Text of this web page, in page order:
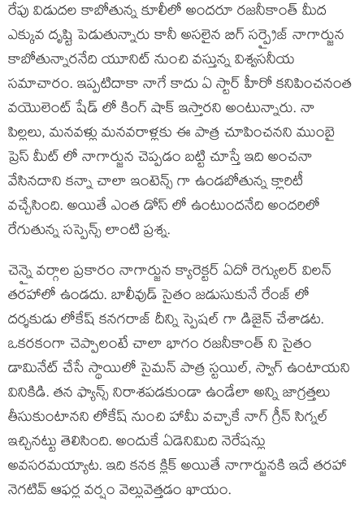
రేపు విడుదల కాబోతున్న కూలీలో అందరూ రజనీకాంత్ మీద
ఎక్కువ దృష్టి పెడుతున్నారు కానీ అసలైన బిగ్ సర్ప్రైజ్ నాగార్జున
కాబోతున్నారనేది యూనిట్ నుంచి వస్తున్న విశ్వసనీయ
సమాచారం. ఇప్పటిదాకా నాగే కాదు ఏ స్టార్ హీరో కనిపించనంత
వయొలెంట్ షేడ్ లో కింగ్ షాక్ ఇస్తారని అంటున్నారు. నా
పిల్లలు, మనవళ్లు మనవరాళ్లకు ఈ పాత్ర చూపించనని ముంబై
ప్రెస్ మీట్ లో నాగార్జున చెప్పడం బట్టి చూస్తే ఇది అంచనా
వేసినదాని కన్నా చాలా ఇంటెన్స్ గా ఉండబోతున్న క్లారిటీ
వచ్చేసింది. అయితే ఎంత డోస్ లో ఉంటుందనేది అందరిలో
రేగుతున్న సస్పెన్స్ లాంటి ప్రశ్న.
చెన్నై వర్గాల ప్రకారం నాగార్జున క్యారెక్టర్ ఏదో రెగ్యులర్ విలన్
తరహాలో ఉండదు. బాలీవుడ్ సైతం జడుసుకునే రేంజ్ లో
దర్శకుడు లోకేష్ కనగరాజ్ దీన్ని స్పెషల్ గా డిజైన్ చేశాడట.
ఒకరకంగా చెప్పాలంటే చాలా భాగం రజనీకాంత్ ని సైతం
డామినేట్ చేసే స్థాయిలో సైమన్ పాత్ర స్టయిల్, స్వాగ్ ఉంటాయని
వినికిడి. తన ఫ్యాన్స్ నిరాశపడకుండా ఉండేలా అన్ని జాగ్రత్తలు
తీసుకుంటానని లోకేష్ నుంచి హామీ వచ్చాకే నాగ్ గ్రీన్ సిగ్నల్
ఇచ్చినట్టు తెలిసింది. అందుకే ఏడెనిమిది నెరేషన్లు
అవసరమయ్యాట. ఇది కనక క్లిక్ అయితే నాగార్జునకి ఇదే తరహా
నెగటివ్ ఆఫర్ల వర్షం వెల్లువెత్తడం ఖాయం.